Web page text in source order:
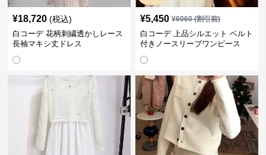
¥18,720 (税込)
白コーデ 花柄刺繍透かしレース
長袖マキシ丈ドレス
¥5,450 ¥6060(割引前)
白コーデ 上品シルエット ベルト
付きノースリーブワンピース